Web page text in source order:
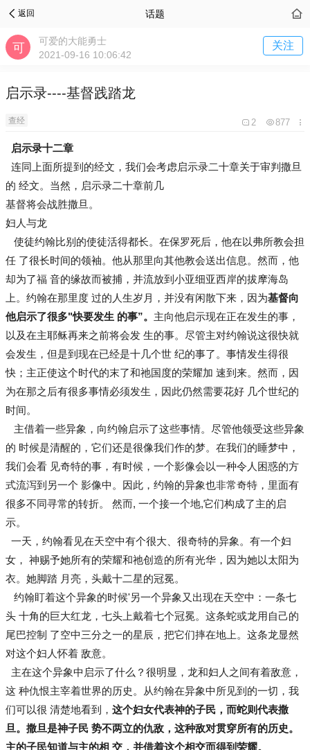
返回 话题
可爱的大能勇士
2021-09-16 10:06:42
关注
启示录----基督践踏龙
查经 2 877
启示录十二章
连同上面所提到的经文，我们会考虑启示录二十章关于审判撒旦
的 经文。当然，启示录二十章前几
基督将会战胜撒旦。
妇人与龙
使徒约翰比别的使徒活得都长。在保罗死后，他在以弗所教会担
任 了很长时间的领袖。他从那里向其他教会送出信息。然而，他
却为了福 音的缘故而被捕，并流放到小亚细亚西岸的拔摩海岛
上。约翰在那里度 过的人生岁月，并没有闲散下来，因为基督向
他启示了很多"快要发生 的事”。 主向他启示现在正在发生的事，
以及在主耶稣再来之前将会发 生的事。尽管主对约翰说这很快就
会发生，但是到现在已经是十几个世 纪的事了。事情发生得很
快；主正使这个时代的末了和祂国度的荣耀加 速到来。然而，因
为在那之后有很多事情必须发生，因此仍然需要花好 几个世纪的
时间。
主借着一些异象，向约翰启示了这些事情。尽管他领受这些异象
的 时候是清醒的，它们还是很像我们作的梦。在我们的睡梦中，
我们会看 见奇特的事，有时候，一个影像会以一种令人困惑的方
式流泻到另一个 影像中。因此，约翰的异象也非常奇特，里面有
很多不同寻常的转折。 然而, 一个接一个地,它们构成了主的启
示。
一天，约翰看见在天空中有个很大、很奇特的异象。有一个妇
女， 神赐予她所有的荣耀和祂创造的所有光华，因为她以太阳为
衣。她脚踏 月亮，头戴十二星的冠冕。
约翰盯着这个异象的时候'另一个异象又出现在天空中：一条七
头 十角的巨大红龙，七头上戴着七个冠冕。这条蛇或龙用自己的
尾巴控制 了空中三分之一的星辰，把它们摔在地上。这条龙显然
对这个妇人怀着 敌意。
主在这个异象中启示了什么？很明显，龙和妇人之间有着敌意，
这 种仇恨主宰着世界的历史。从约翰在异象中所见到的一切，我
们可以很 清楚地看到， 这个妇女代表神的子民，而蛇则代表撒
旦。撒旦是神子民 势不两立的仇敌，这种敌对贯穿所有的历史。
主的子民知道与主的相 交，并借着这个相交而得到荣耀。